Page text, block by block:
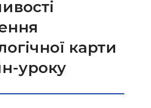
карти
уроку